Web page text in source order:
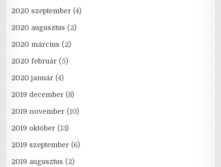
2020 szeptember (4)
2020 augusztus (2)
2020 március (2)
2020 február (5)
2020 január (4)
2019 december (8)
2019 november (10)
2019 október (13)
2019 szeptember (6)
2019 augusztus (2)